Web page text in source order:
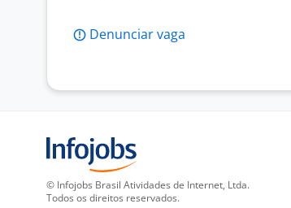
Denunciar vaga
© Infojobs Brasil Atividades de Internet, Ltda.
Todos os direitos reservados.